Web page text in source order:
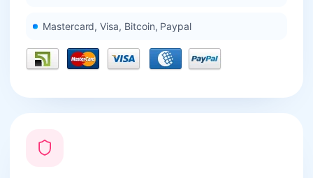
Mastercard, Visa, Bitcoin, Paypal